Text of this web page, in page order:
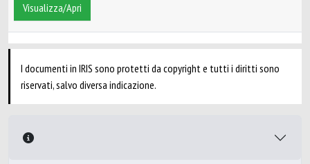
Visualizza/Apri
I documenti in IRIS sono protetti da copyright e tutti i diritti sono
riservati, salvo diversa indicazione.